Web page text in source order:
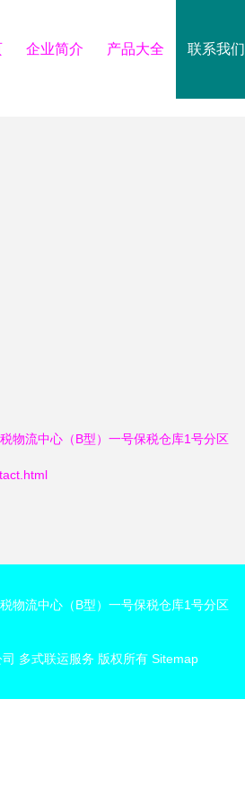
企业简介 产品大全 联系我们
物流中心（B型）一号保税仓库1号分区
物流中心（B型）一号保税仓库1号分区
多式联运服务 版权所有 Sitemap